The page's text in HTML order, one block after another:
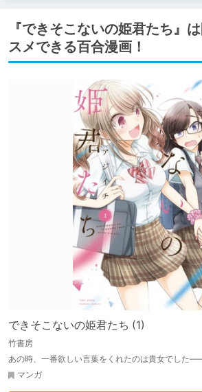
『できそこないの姫君たち』
スメできる百合漫画！
できそこないの姫君たち (1)
竹書房
あの時、一番欲しい言葉をくれたのは貴女でした
マンガ